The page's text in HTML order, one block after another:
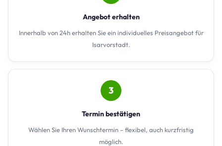
Angebot erhalten
Innerhalb von 24h erhalten Sie ein individuelles Preisangebot für
Isarvorstadt.
3
Termin bestätigen
Wählen Sie Ihren Wunschtermin – flexibel, auch kurzfristig
möglich.